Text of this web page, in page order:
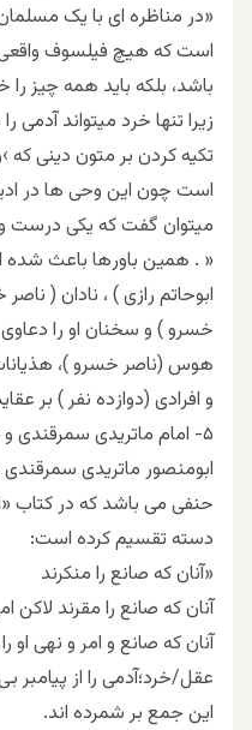
«ﺩﺭ ﻣﻨﺎﻇﺮﻩ ﺍﯼ ﺑﺎ ﯾﮏ
ﺍﺳﺖ ﮐﻪ ﻫﯿﭻ ﻓﯿﻠﺴﻮﻑ ﻭﺍﻗﻌﯽ
ﺑﺎﺷﺪ، ﺑﻠﮑﻪ ﺑﺎﯾﺪ ﻫﻤﻪ ﭼﯿﺰ
ﺯﯾﺮﺍ ﺗﻨﻬﺎ ﺧﺮﺩ ﻣﯿﺘﻮﺍﻧﺪ
ﺗﮑﯿﻪ ﮐﺮﺩﻥ ﺑﺮ ﻣﺘﻮﻥ ﺩﯾﻨﯽ ﮐﻪ
ﺍﺳﺖ ﭼﻮﻥ ﺍﯾﻦ ﻭﺣﯽ ﻫﺎ ﺩﺭ
ﻣﯿﺘﻮﺍﻥ ﮔﻔﺖ ﮐﻪ ﯾﮑﯽ ﺩﺭﺳﺖ
« . ﻫﻤﻴﻦ ﺑﺎﻭﺭﻫﺎ ﺑﺎﻋﺚ ﺷﺪﻩ
ﺍﺑﻮﺣﺎﺗﻢ ﺭﺍﺯﯼ ) ، ﻧﺎﺩﺍﻥ (
ﺧﺴﺮﻭ ) ﻭ ﺳﺨﻨﺎﻥ ﺍﻭ ﺭﺍ
ﻫﻮﺱ (ﻧﺎﺻﺮ ﺧﺴﺮﻭ )،
ﻭ ﺍﻓﺮﺍﺩﯼ (ﺩﻭﺍﺯﺩﻩ ﻧﻔﺮ ) ﺑﺮ
۵- امام ماتریدی سمرقندی و منکران نبوت
ابومنصور ماتریدی سمرقندی
حنفی می باشد که در کتاب
دسته تقسیم کرده است:
«آنان که صانع را منکرند
آنان که صانع را مقرند لاکن
آنان که صانع و امر و نهی او
عقل/خرد؛آدمی را از پیامبر بی
این جمع بر شمرده اند.